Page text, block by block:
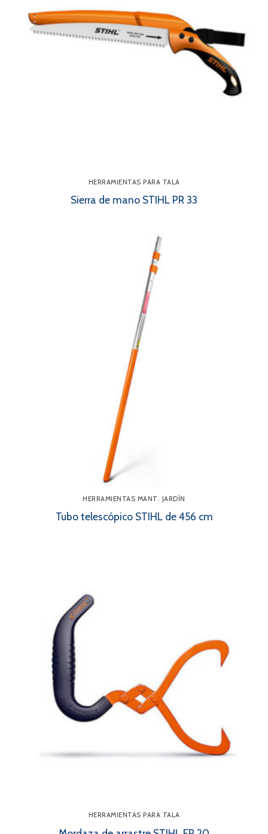
HERRAMIENTAS PARA TALA
Sierra de mano STIHL PR 33
HERRAMIENTAS MANT. JARDÍN
Tubo telescópico STIHL de 456 cm
HERRAMIENTAS PARA TALA